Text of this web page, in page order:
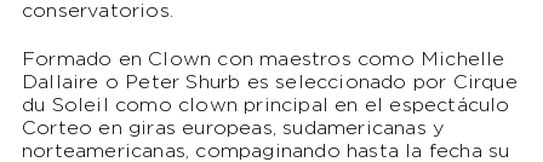
conservatorios.
Formado en Clown con maestros como Michelle
Dallaire o Peter Shurb es seleccionado por Cirque
du Soleil como clown principal en el espectáculo
Corteo en giras europeas, sudamericanas y
norteamericanas, compaginando hasta la fecha su